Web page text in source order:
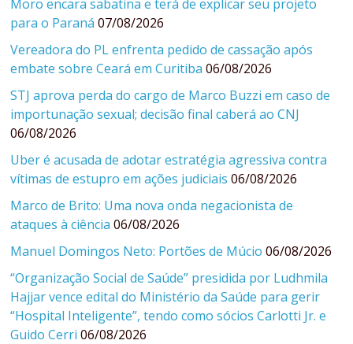
Moro encara sabatina e terá de explicar seu projeto
para o Paraná 07/08/2026
Vereadora do PL enfrenta pedido de cassação após
embate sobre Ceará em Curitiba 06/08/2026
STJ aprova perda do cargo de Marco Buzzi em caso de
importunação sexual; decisão final caberá ao CNJ
06/08/2026
Uber é acusada de adotar estratégia agressiva contra
vítimas de estupro em ações judiciais 06/08/2026
Marco de Brito: Uma nova onda negacionista de
ataques à ciência 06/08/2026
Manuel Domingos Neto: Portões de Múcio 06/08/2026
“Organização Social de Saúde” presidida por Ludhmila
Hajjar vence edital do Ministério da Saúde para gerir
“Hospital Inteligente”, tendo como sócios Carlotti Jr. e
Guido Cerri 06/08/2026